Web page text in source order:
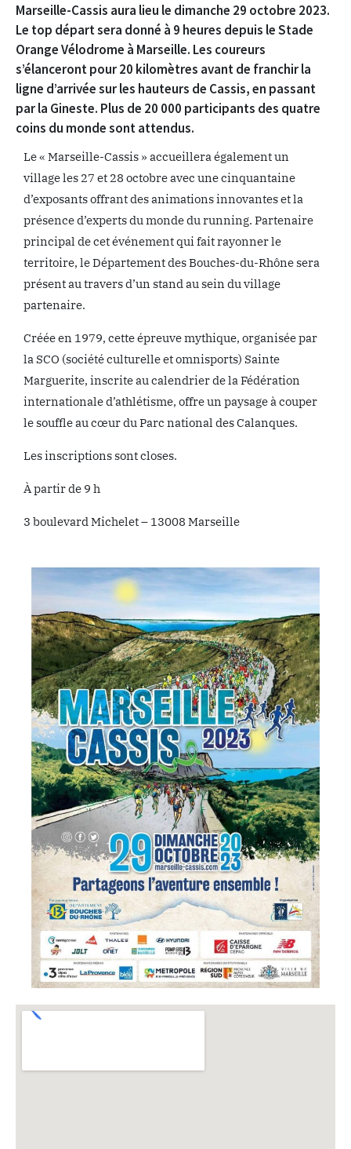
Marseille-Cassis aura lieu le dimanche 29 octobre 2023.
Le top départ sera donné à 9 heures depuis le Stade
Orange Vélodrome à Marseille. Les coureurs
s’élanceront pour 20 kilomètres avant de franchir la
ligne d’arrivée sur les hauteurs de Cassis, en passant
par la Gineste. Plus de 20 000 participants des quatre
coins du monde sont attendus.
Le « Marseille-Cassis » accueillera également un
village les 27 et 28 octobre avec une cinquantaine
d’exposants offrant des animations innovantes et la
présence d’experts du monde du running. Partenaire
principal de cet événement qui fait rayonner le
territoire, le Département des Bouches-du-Rhône sera
présent au travers d’un stand au sein du village
partenaire.
Créée en 1979, cette épreuve mythique, organisée par
la SCO (société culturelle et omnisports) Sainte
Marguerite, inscrite au calendrier de la Fédération
internationale d’athlétisme, offre un paysage à couper
le souffle au cœur du Parc national des Calanques.
Les inscriptions sont closes.
À partir de 9 h
3 boulevard Michelet – 13008 Marseille